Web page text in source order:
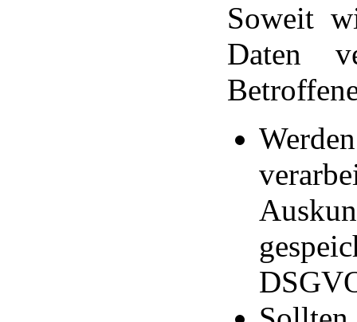
Soweit
Daten